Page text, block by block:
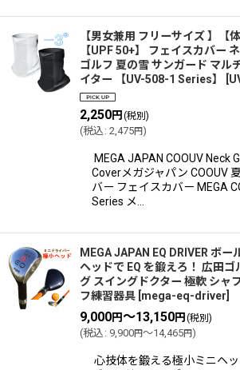
【男女兼用 フリーサイズ 】【
【UPF 50+】 フェイスカバー
ゴルフ 夏の雪 サンガード マル
イター 【UV-508-1 Series】
2,250円 (税別)
(税込 : 2,475円)
MEGA JAPAN COOUV Neck
Coverメガジャパン COOUV
バー フェイスカバー MEGA
Series メ…
MEGA JAPAN EQ DRIVER ボー
ヘッドで EQ を鍛えろ！ 広田ゴ
グ スイングドクター 極軟 シャ
フ練習器具 mega-eq-driver
9,000円～13,150円 (税別)
(税込 : 9,900円～14,465円)
心技体を鍛える極小ミニヘ